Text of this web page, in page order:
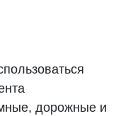
дорожные и